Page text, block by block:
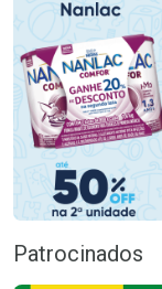
Patrocinados